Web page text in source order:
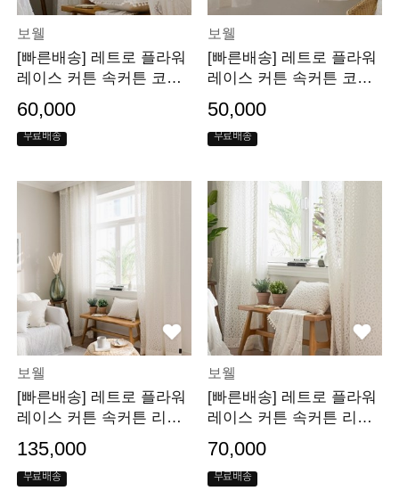
보웰
[빠른배송] 레트로 플라워
레이스 커튼 속커튼 코사
60,000
무료배송
보웰
[빠른배송] 레트로 플라워
레이스 커튼 속커튼 코사
50,000
무료배송
보웰
[빠른배송] 레트로 플라워
레이스 커튼 속커튼 리본
플라워 260x230
135,000
무료배송
보웰
[빠른배송] 레트로 플라워
레이스 커튼 속커튼 리본
플라워 130x230
70,000
무료배송